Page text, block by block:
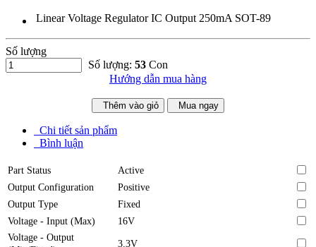
Linear Voltage Regulator IC Output 250mA SOT-89
Số lượng
Số lượng: 53 Con
Hướng dẫn mua hàng
Thêm vào giỏ Mua ngay
Chi tiết sản phẩm
Bình luận
Part Status
Active
Output Configuration
Positive
Output Type
Fixed
Voltage - Input (Max)
16V
Voltage - Output
3.3V